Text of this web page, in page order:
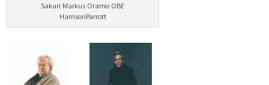
Sakari Markus Oramo OBE
HarrisonParrott